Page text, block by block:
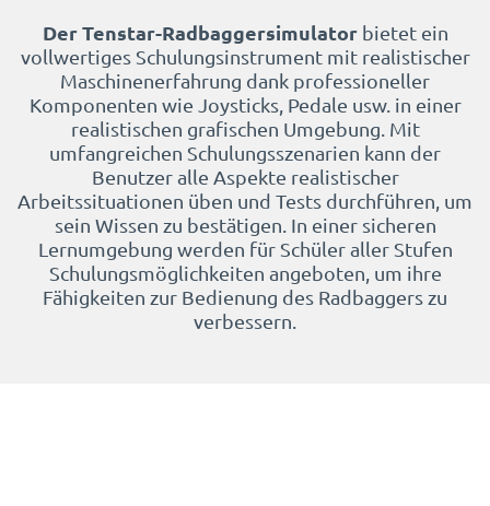
Der Tenstar-Radbaggersimulatorbietet ein
vollwertiges Schulungsinstrument mit realistischer
Maschinenerfahrung dank professioneller
Komponenten wie Joysticks, Pedale usw. in einer
realistischen grafischen Umgebung. Mit
umfangreichen Schulungsszenarien kann der
Benutzer alle Aspekte realistischer
Arbeitssituationen üben und Tests durchführen, um
sein Wissen zu bestätigen. In einer sicheren
Lernumgebung werden für Schüler aller Stufen
Schulungsmöglichkeiten angeboten, um ihre
Fähigkeiten zur Bedienung des Radbaggers zu
verbessern.